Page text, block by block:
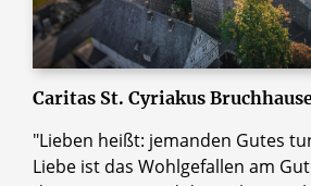
Caritas St. Cyriakus
"Lieben heißt: jemanden Gutes
Liebe ist das Wohlgefallen am